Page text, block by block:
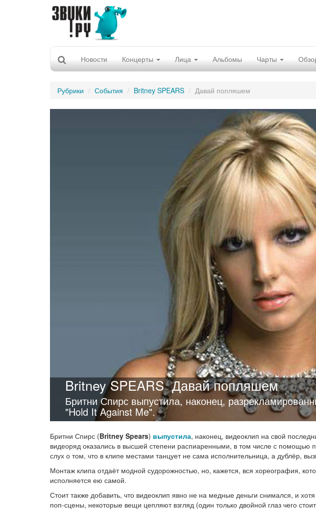
Новости Концерты Лица Альбомы Чарты
Рубрики События Britney SPEARS Давай попляшем
Britney SPEARS Давай попляшем
Бритни Спирс выпустила, наконец,
"Hold It Against Me".
Бритни Спирс (Britney Spears) выпустила, наконец, видеоклип на свой
видеоряд оказались в высшей степени распиаренными, в том числе с помощью
слух о том, что в клипе местами танцует не сама исполнительница, а дублёр,
Монтаж клипа отдаёт модной судорожностью, но, кажется, вся хореография,
исполняется ею самой.
Стоит также добавить, что видеоклип явно не на медные деньги снимался, и
поп-сцены, некоторые вещи цепляют взгляд (один только двойной глаз чего